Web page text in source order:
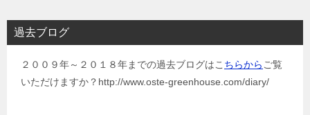
過去ブログ
２００９年～２０１８年までの過去ブログはこ ちらからご覧
いただけますか？http://www.oste-greenhouse.com/diary/